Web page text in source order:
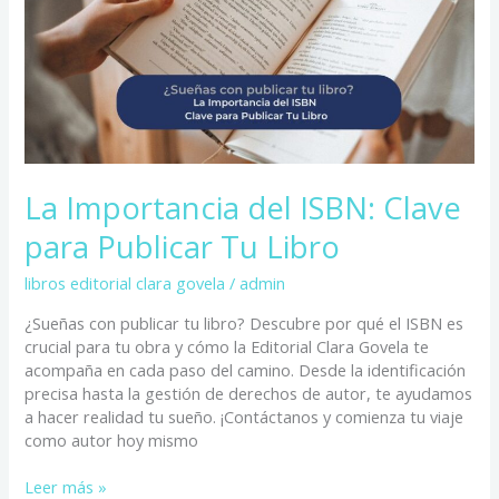
La Importancia del ISBN: Clave
para Publicar Tu Libro
libros editorial clara govela /admin
¿Sueñas con publicar tu libro? Descubre por qué el ISBN es
crucial para tu obra y cómo la Editorial Clara Govela te
acompaña en cada paso del camino. Desde la identificación
precisa hasta la gestión de derechos de autor, te ayudamos
a hacer realidad tu sueño. ¡Contáctanos y comienza tu viaje
como autor hoy mismo
para
Publicar
Tu
Libro
Leer más »